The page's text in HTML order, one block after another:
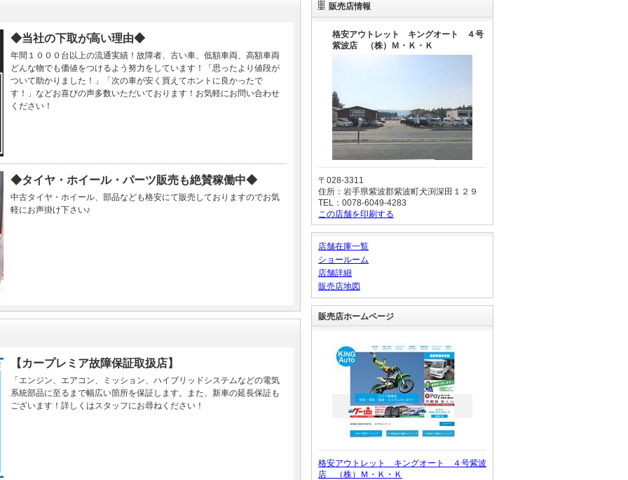
◆当社の下取が高い理由◆
年間１０００台以上の流通実績！故障者、古い車、低額車両、高額車両
どんな物でも価値をつけるよう努力をしています！「思ったより値段が
ついて助かりました！」「次の車が安く買えてホントに良かったで
す！」などお喜びの声多数いただいております！お気軽にお問い合わせ
ください！
◆タイヤ・ホイール・パーツ販売も絶賛稼働中◆
中古タイヤ・ホイール、部品なども格安にて販売しておりますのでお気
軽にお声掛け下さい♪
【カープレミア故障保証取扱店】
「エンジン、エアコン、ミッション、ハイブリッドシステムなどの電気
系統部品に至るまで幅広い箇所を保証します。また、新車の延長保証も
ございます！詳しくはスタッフにお尋ねください！
販売店情報
格安アウトレット キングオート ４号
紫波店 （株）Ｍ・Ｋ・Ｋ
〒028-3311
住所：岩手県紫波郡紫波町犬渕深田１２９
TEL：0078-6049-4283
この店舗を印刷する
店舗在庫一覧
ショールーム
店舗詳細
販売店地図
販売店ホームページ
格安アウトレット キングオート ４号紫波
店 （株）Ｍ・Ｋ・Ｋ